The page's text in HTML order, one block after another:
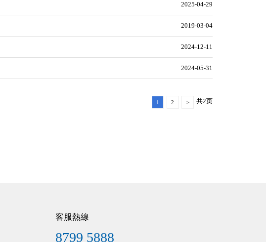
2025-04-29
2019-03-04
2024-12-11
2024-05-31
1 2 > 共2页
客服熱線
8799 5888